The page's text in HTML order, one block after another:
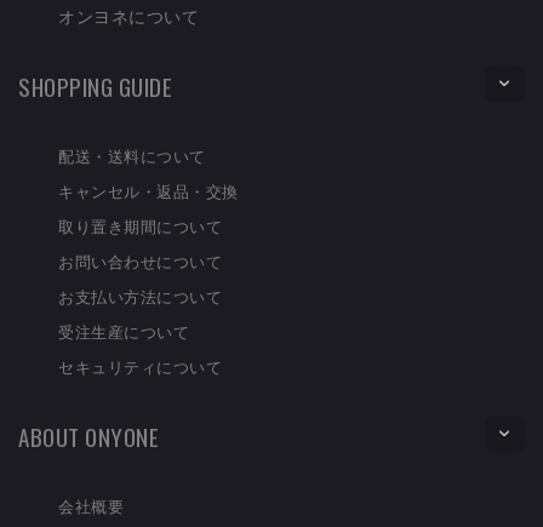
オンヨネについて
SHOPPING GUIDE
配送・送料について
キャンセル・返品・交換
取り置き期間について
お問い合わせについて
お支払い方法について
受注生産について
セキュリティについて
ABOUT ONYONE
会社概要